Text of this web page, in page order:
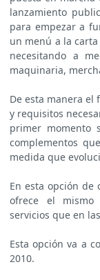
lanzamiento
para empezar a
un menú a la
necesitando a
maquinaria,
De esta manera el
y requisitos
primer momento
complementos
medida que
En esta opción de
ofrece el mismo
servicios que en
Esta opción va a
2010.